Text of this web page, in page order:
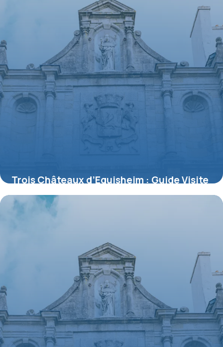
Trois Châteaux d’Eguisheim : Guide Visite
Complet
8 juillet 2026